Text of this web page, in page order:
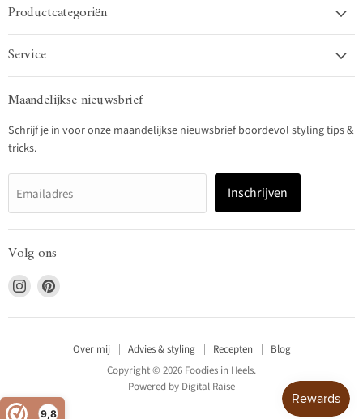
9,8
Productcategoriën
Service
Maandelijkse nieuwsbrief
Schrijf je in voor onze maandelijkse nieuwsbrief boordevol styling tips &
tricks.
Emailadres Inschrijven
Volg ons
Vind
ons
op
Vind
op
Over mij Advies & styling Recepten
Blog
Copyright © 2026 Foodies in Heels.
Powered by Digital Raise